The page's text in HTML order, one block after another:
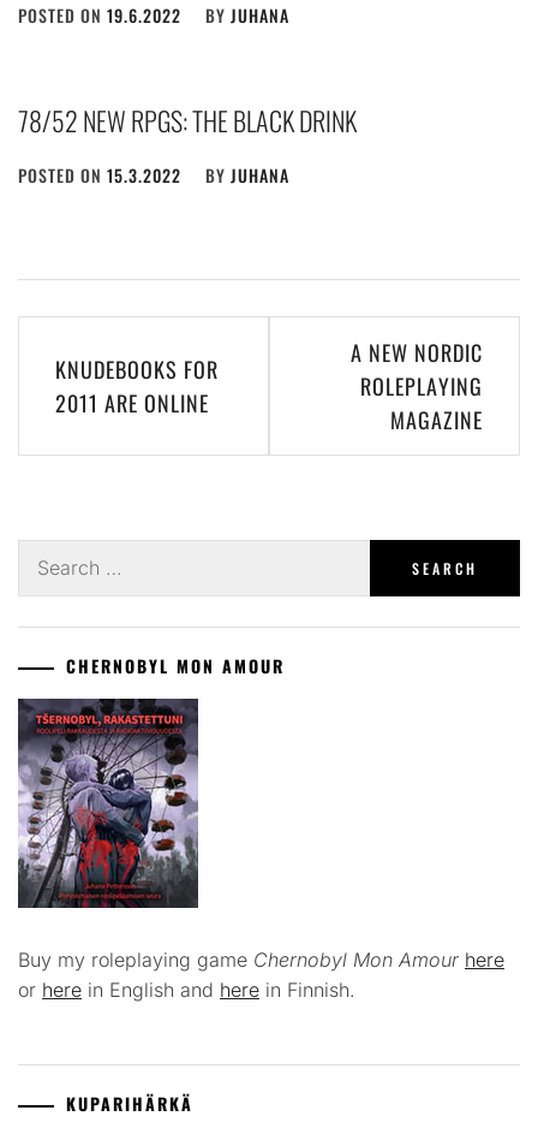
POSTED ON 19.6.2022 BY JUHANA
78/52 NEW RPGS: THE BLACK DRINK
POSTED ON 15.3.2022 BY JUHANA
navigation
KNUDEBOOKS FOR
2011 ARE ONLINE
A NEW NORDIC
ROLEPLAYING
MAGAZINE
for:
CHERNOBYL MON AMOUR
Buy my roleplaying game Chernobyl Mon Amour here
or here in English and here in Finnish.
KUPARIHÄRKÄ